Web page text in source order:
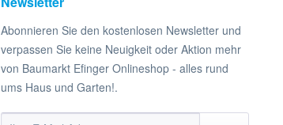
Abonnieren Sie den kostenlosen Newsletter und
verpassen Sie keine Neuigkeit oder Aktion mehr
von Baumarkt Efinger Onlineshop - alles rund
ums Haus und Garten!.